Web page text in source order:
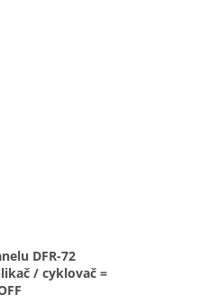
DFR-72
/ cyklovač =